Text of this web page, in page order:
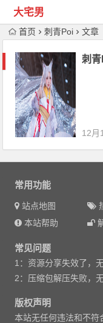
大宅男
首页 刺青Poi 文章
刺
12月
常用功能
站点地图
本站帮助
常见问题
1：资源分享失效了，
2：压缩包解压失败，
版权声明
本站无任何违法和不